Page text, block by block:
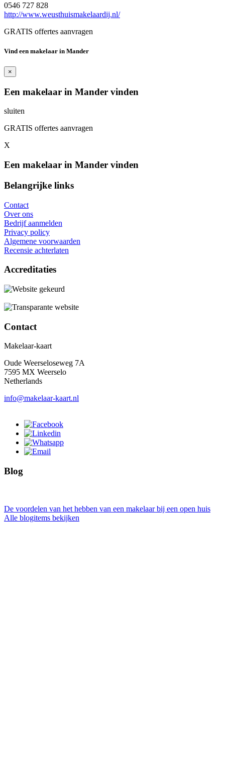
0546 727 828
http://www.weusthuismakelaardij.nl/
GRATIS offertes aanvragen
Vind een makelaar in Mander
×
Een makelaar in Mander vinden
sluiten
GRATIS offertes aanvragen
X
Een makelaar in Mander vinden
Belangrijke links
Contact
Over ons
Bedrijf aanmelden
Privacy policy
Algemene voorwaarden
Recensie achterlaten
Accreditaties
Contact
Makelaar-kaart
Oude Weerseloseweg 7A
7595 MX Weerselo
Netherlands
info@makelaar-kaart.nl
Blog
De voordelen van het hebben van een makelaar bij een open huis
Alle blogitems bekijken